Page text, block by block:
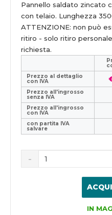
Pannello saldato zincato
con telaio. Lunghezza
ATTENZIONE: non può
ritiro - solo ritiro
richiesta.
Prezzo al dettaglio
con IVA
Prezzo all'ingrosso
senza IVA
Prezzo all'ingrosso
con IVA
con partita IVA
salvare
IN